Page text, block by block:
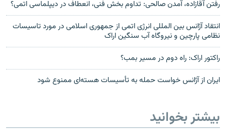
رفتن آقازاده، آمدن صالحی: تداوم بخش فنی، انعطاف در دیپلماسی اتمی؟
انتقاد آژانس بین المللی انرژی اتمی از جمهوری اسلامی در مورد تاسیسات
نظامی پارچین و نیروگاه آب سنگین اراک
راکتور اراک: راه دوم در مسير بمب؟
ایران از آژانس خواست حمله به تأسیسات هسته‌ای ممنوع شود
بیشتر بخوانید